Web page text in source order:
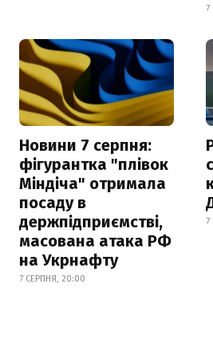
7
Новини 7 серпня:
фігурантка "плівок
Міндіча" отримала
посаду в
держпідприємстві,
масована атака РФ
на Укрнафту
7 СЕРПНЯ, 20:00
7